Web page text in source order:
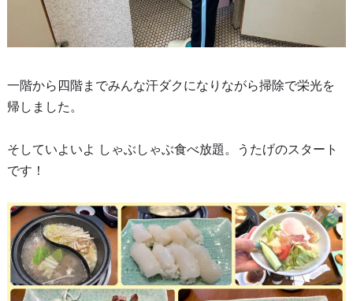
一階から四階までみんな汗ダクになりながら掃除で栄光を
帰しました。
そしていよいよ しゃぶしゃぶ食べ放題。うたげのスタート
です！